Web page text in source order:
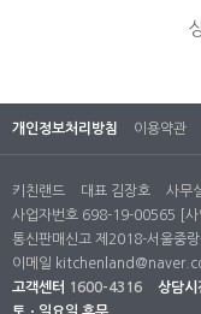
개인정보처리방침 이용약관
키친랜드 대표 김장호
사무
사업자번호 698-19-00565
[
통신판매신고 제2018-서울중
이메일
고객센터 1600-4316 상담시